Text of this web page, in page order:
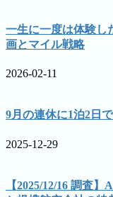
一生に一度は体験し
画とマイル戦略
2026-02-11
9月の連休に1泊2日
2025-12-29
【2025/12/16 調査